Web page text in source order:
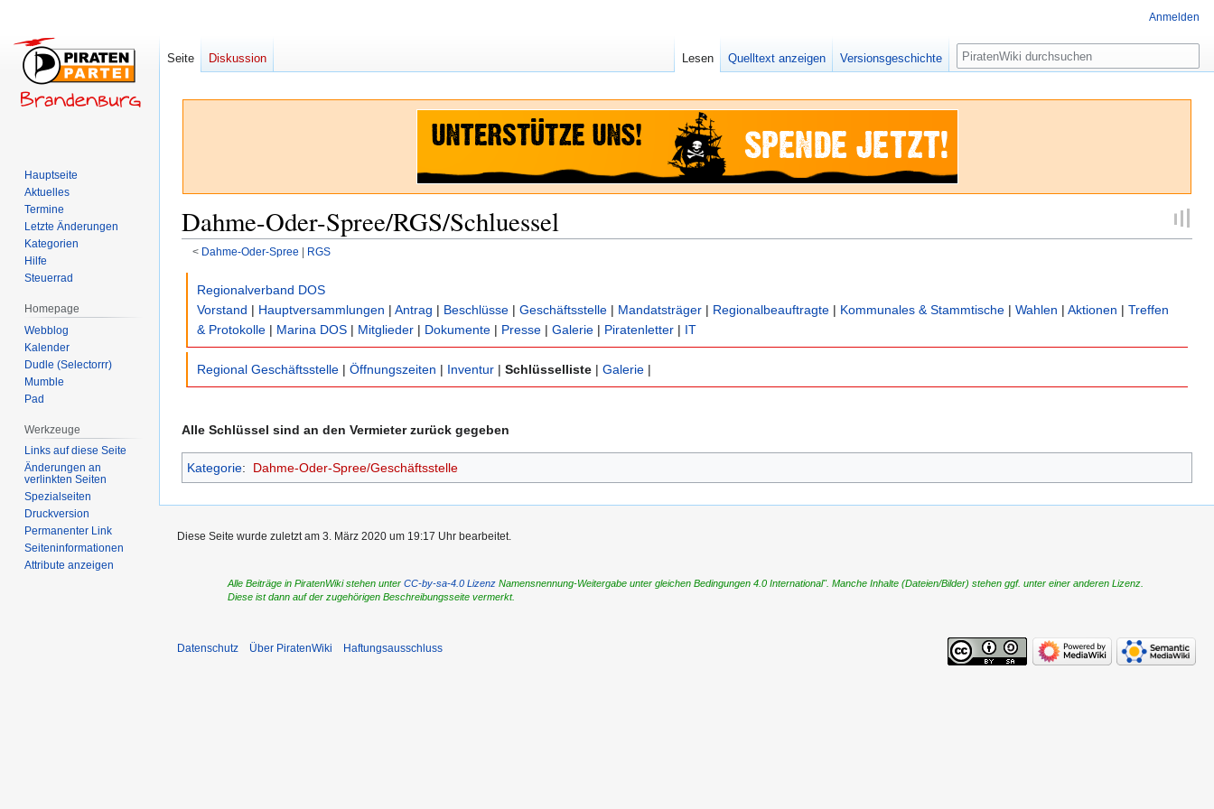
Dahme-Oder-Spree/RGS/Schluessel
< Dahme-Oder-Spree ‎ | RGS
Navigation
Suche
Regionalverband DOS
Vorstand | Hauptversammlungen | Antrag | Beschlüsse | Geschäftsstelle | Mandatsträger | Regionalbeauftragte | Kommunales & Stammtische | Wahlen | Aktionen | Treffen
& Protokolle | Marina DOS | Mitglieder | Dokumente | Presse | Galerie | Piratenletter | IT
Regional Geschäftsstelle | Öffnungszeiten | Inventur | Schlüsselliste | Galerie |
Alle Schlüssel sind an den Vermieter zurück gegeben
Kategorie: Dahme-Oder-Spree/Geschäftsstelle
Anmelden
Seite Diskussion Lesen Quelltext anzeigen Versionsgeschichte Suche
Hauptseite
Aktuelles
Termine
Letzte Änderungen
Kategorien
Hilfe
Steuerrad
Homepage
Webblog
Kalender
Dudle (Selectorrr)
Mumble
Pad
Werkzeuge
Links auf diese Seite
Änderungen an
verlinkten Seiten
Spezialseiten
Druckversion
Permanenter Link
Seiten­­informationen
Attribute anzeigen
Diese Seite wurde zuletzt am 3. März 2020 um 19:17 Uhr bearbeitet.
Alle Beiträge in PiratenWiki stehen unterCC-by-sa-4.0 Lizenz Namensnennung-Weitergabe unter gleichen Bedingungen 4.0 International". Manche Inhalte (Dateien/Bilder) stehen ggf. unter einer anderen Lizenz.
Diese ist dann auf der zugehörigen Beschreibungsseite vermerkt.
Datenschutz Über PiratenWiki Haftungsausschluss